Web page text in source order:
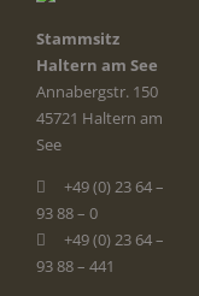
Stammsitz
Haltern am See
Annabergstr. 150
45721 Haltern am
See
+49 (0) 23 64 –
93 88 – 0
+49 (0) 23 64 –
93 88 – 441